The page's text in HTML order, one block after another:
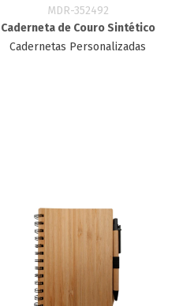
MDR-352492
Caderneta de Couro Sintético
Cadernetas Personalizadas